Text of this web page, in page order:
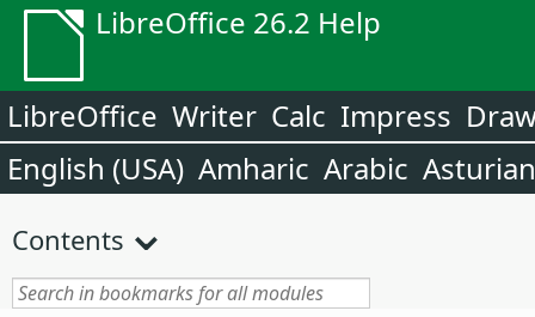
LibreOffice 26.2 Help
LibreOffice Writer Calc Impress
English (USA) Amharic Arabic Asturian
Contents